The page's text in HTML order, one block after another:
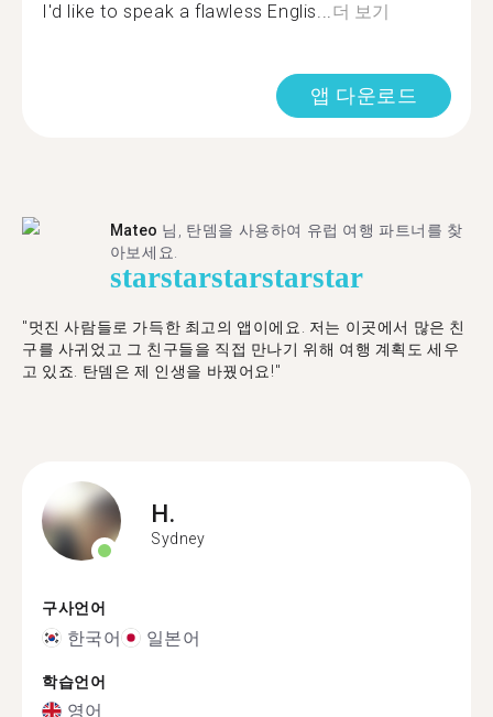
I'd like to speak a flawless Englis...더 보기
앱 다운로드
Mateo 님, 탄뎀을 사용하여 유럽 여행 파트너를 찾
아보세요.
starstarstarstarstar
"멋진 사람들로 가득한 최고의 앱이에요. 저는 이곳에서 많은 친
구를 사귀었고 그 친구들을 직접 만나기 위해 여행 계획도 세우
고 있죠. 탄뎀은 제 인생을 바꿨어요!"
H.
Sydney
구사언어
한국어 일본어
학습언어
영어